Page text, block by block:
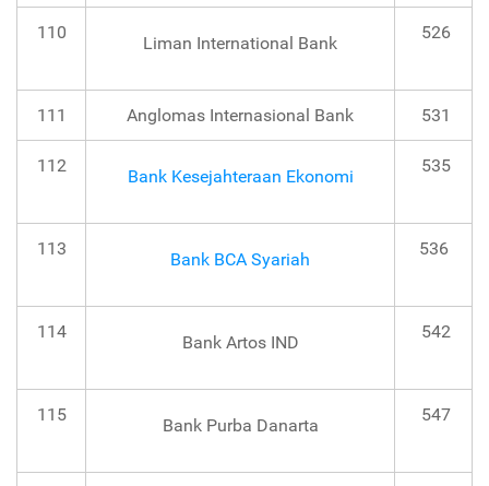
110
Liman International Bank
526
111 Anglomas Internasional Bank 531
112
Bank Kesejahteraan Ekonomi
535
113
Bank BCA Syariah
536
114
Bank Artos IND
542
115
Bank Purba Danarta
547